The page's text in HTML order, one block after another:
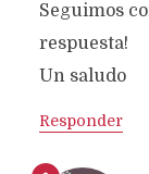
Seguimos
respuesta!
Un saludo
Responder